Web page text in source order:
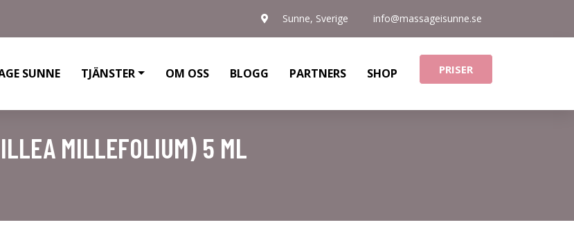
Sunne, Sverige info@massageisunne.se
SUNNE TJÄNSTER OM OSS BLOGG PARTNERS SHOP PRISER
MILLEFOLIUM) 5 ML